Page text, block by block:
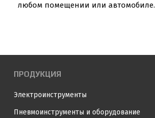
любом помещении или автомобиле.
ПРОДУКЦИЯ
Электроинструменты
Пневмоинструменты и оборудование